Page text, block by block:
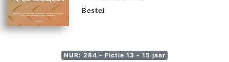
Bestel
NUR: 284 - Fictie 13 - 15 jaar